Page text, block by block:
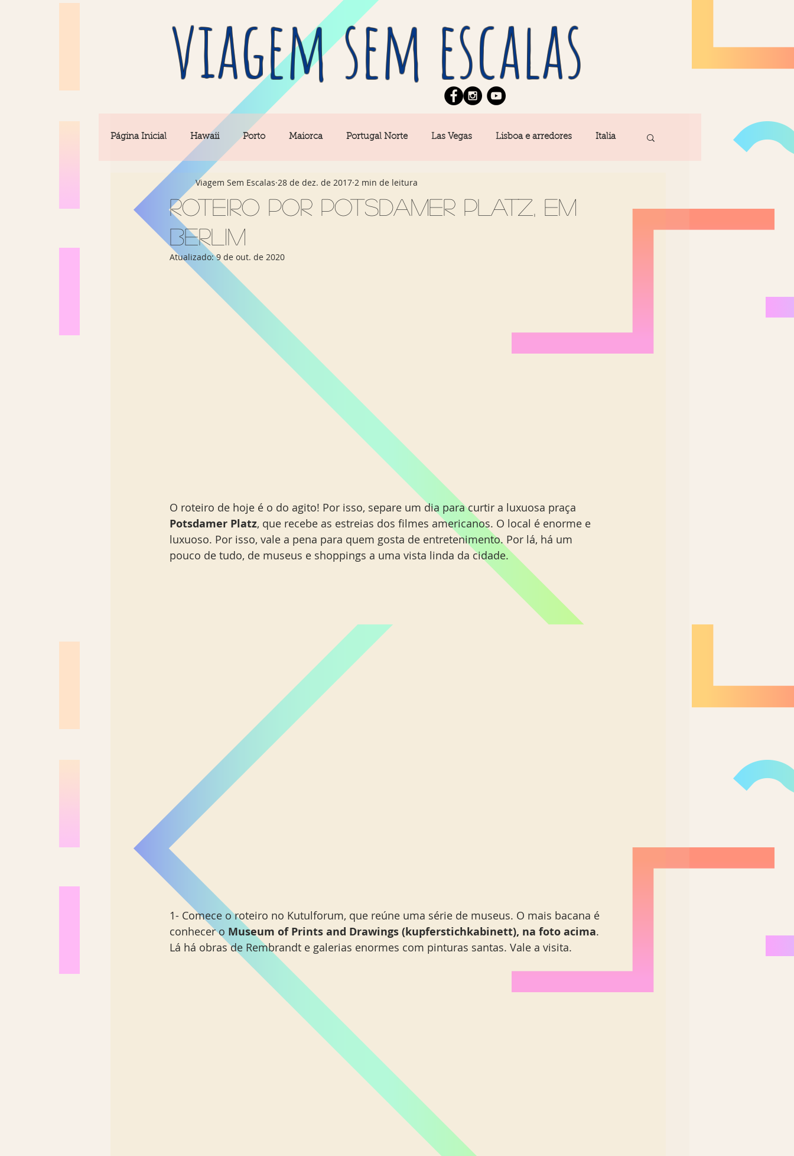
viagem sem escalas
Página Inicial Hawaii Porto Maiorca Portugal Norte Las Vegas Lisboa e arredores Italia
Barcelona Seul Equipe News Berlim Algarve
Rio & São Paulo Portugal Central
Madrid
Roteiro por Potsdamer Platz, em
Berlim
Viagem Sem Escalas 28 de dez. de 2017 2 min de leitura
Atualizado:9 de out. de 2020
O roteiro de hoje é o do agito! Por isso, separe um dia para curtir a luxuosa praça
Potsdamer Platz, que recebe as estreias dos filmes americanos. O local é enorme e
luxuoso. Por isso, vale a pena para quem gosta de entretenimento. Por lá, há um
pouco de tudo, de museus e shoppings a uma vista linda da cidade.
1- Comece o roteiro no Kutulforum, que reúne uma série de museus. O mais bacana é
conhecer o Museum of Prints and Drawings (kupferstichkabinett), na foto acima.
Lá há obras de Rembrandt e galerias enormes com pinturas santas. Vale a visita.